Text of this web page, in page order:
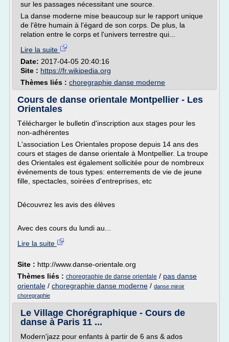
sur les passages nécessitant une source.
La danse moderne mise beaucoup sur le rapport unique
de l'être humain à l'égard de son corps. De plus, la
relation entre le corps et l'univers terrestre qui...
Lire la suite
Date: 2017-04-05 20:40:16
Site : https://fr.wikipedia.org
Thèmes liés : choregraphie danse moderne
Cours de danse orientale Montpellier - Les
Orientales
Télécharger le bulletin d'inscription aux stages pour les
non-adhérentes
L'association Les Orientales propose depuis 14 ans des
cours et stages de danse orientale à Montpellier. La troupe
des Orientales est également sollicitée pour de nombreux
événements de tous types: enterrements de vie de jeune
fille, spectacles, soirées d'entreprises, etc
Découvrez les avis des élèves
Avec des cours du lundi au...
Lire la suite
Site : http://www.danse-orientale.org
Thèmes liés : choregraphie de danse orientale / pas danse
orientale / choregraphie danse moderne / danse miroir
choregraphie
Le Village Chorégraphique - Cours de
danse à Paris 11 ...
Modern'jazz pour enfants à partir de 6 ans & ados